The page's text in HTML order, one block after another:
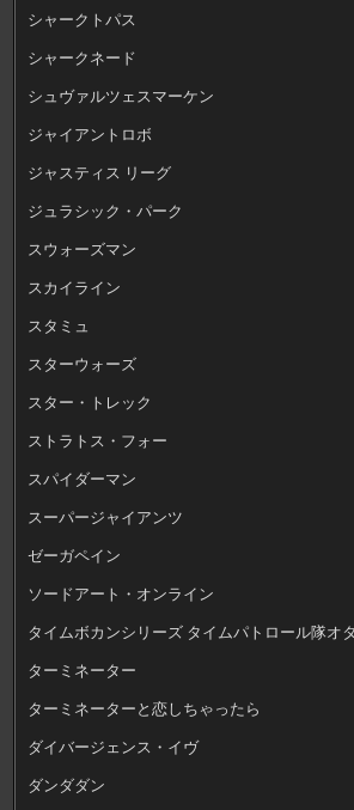
シャークトパス
シャークネード
シュヴァルツェスマーケン
ジャイアントロボ
ジャスティス リーグ
ジュラシック・パーク
スウォーズマン
スカイライン
スタミュ
スターウォーズ
スター・トレック
ストラトス・フォー
スパイダーマン
スーパージャイアンツ
ゼーガペイン
ソードアート・オンライン
タイムボカンシリーズ タイムパトロール隊オ
ターミネーター
ターミネーターと恋しちゃったら
ダイバージェンス・イヴ
ダンダダン